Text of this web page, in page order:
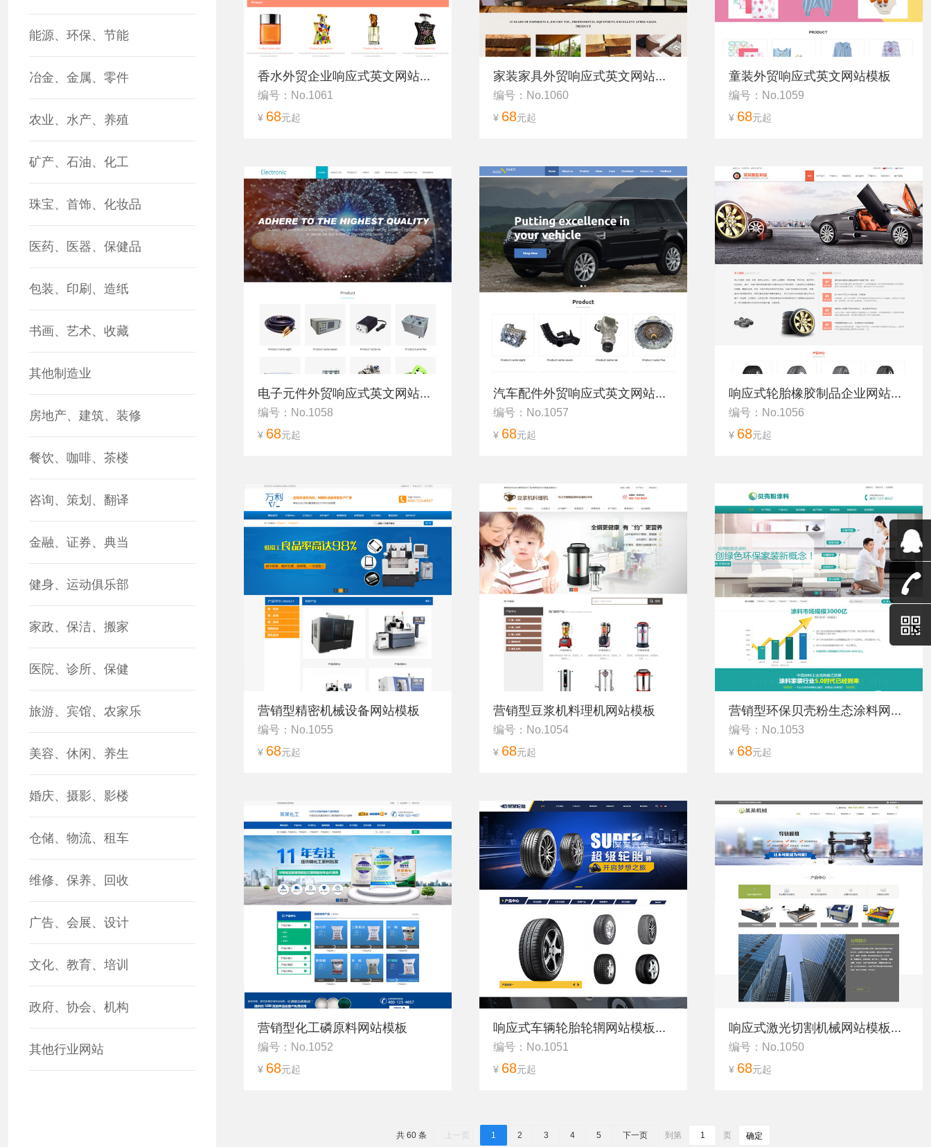
能源、环保、节能
冶金、金属、零件
农业、水产、养殖
矿产、石油、化工
珠宝、首饰、化妆品
医药、医器、保健品
包装、印刷、造纸
书画、艺术、收藏
其他制造业
房地产、建筑、装修
餐饮、咖啡、茶楼
咨询、策划、翻译
金融、证券、典当
健身、运动俱乐部
家政、保洁、搬家
医院、诊所、保健
旅游、宾馆、农家乐
美容、休闲、养生
婚庆、摄影、影楼
仓储、物流、租车
维修、保养、回收
广告、会展、设计
文化、教育、培训
政府、协会、机构
其他行业网站
香水外贸企业响应式英文网站...
编号：No.1061
¥ 68元起
家装家具外贸响应式英文网站...
编号：No.1060
¥ 68元起
童装外贸响应式英文网站模板
编号：No.1059
¥ 68元起
电子元件外贸响应式英文网站...
编号：No.1058
¥ 68元起
汽车配件外贸响应式英文网站...
编号：No.1057
¥ 68元起
响应式轮胎橡胶制品企业网站...
编号：No.1056
¥ 68元起
营销型精密机械设备网站模板
编号：No.1055
¥ 68元起
营销型豆浆机料理机网站模板
编号：No.1054
¥ 68元起
营销型环保贝壳粉生态涂料网...
编号：No.1053
¥ 68元起
营销型化工磷原料网站模板
编号：No.1052
¥ 68元起
响应式车辆轮胎轮辋网站模板...
编号：No.1051
¥ 68元起
响应式激光切割机械网站模板...
编号：No.1050
¥ 68元起
共 60 条 上一页 1 2 3 4 5 下一页 到第 页 确定